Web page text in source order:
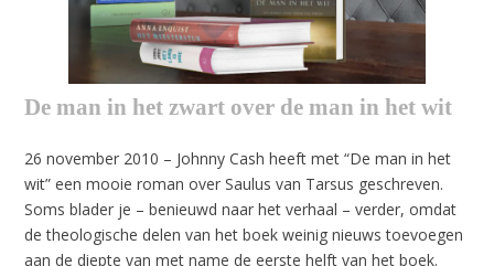
De man in het zwart over de man in het wit
26 november 2010 – Johnny Cash heeft met “De man in het
wit” een mooie roman over Saulus van Tarsus geschreven.
Soms blader je – benieuwd naar het verhaal – verder, omdat
de theologische delen van het boek weinig nieuws toevoegen
aan de diepte van met name de eerste helft van het boek.